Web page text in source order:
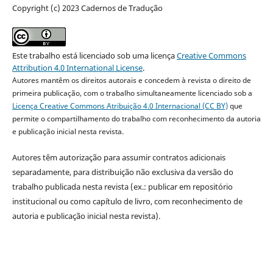
Copyright (c) 2023 Cadernos de Tradução
Este trabalho está licenciado sob uma licençaCreative Commons
Attribution 4.0 International License.
Autores mantêm os direitos autorais e concedem à revista o direito de
primeira publicação, com o trabalho simultaneamente licenciado sob a
Licença Creative Commons Atribuição 4.0 Internacional (CC BY)que
permite o compartilhamento do trabalho com reconhecimento da autoria
e publicação inicial nesta revista.
Autores têm autorização para assumir contratos adicionais
separadamente, para distribuição não exclusiva da versão do
trabalho publicada nesta revista (ex.: publicar em repositório
institucional ou como capítulo de livro, com reconhecimento de
autoria e publicação inicial nesta revista).